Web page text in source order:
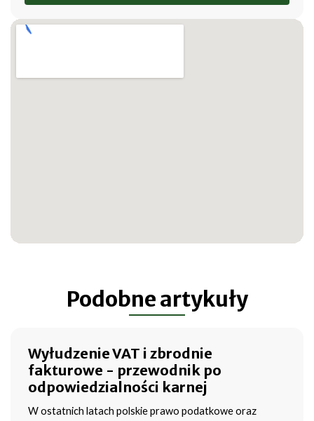
Podobne artykuły
Wyłudzenie VAT i zbrodnie
fakturowe - przewodnik po
odpowiedzialności karnej
W ostatnich latach polskie prawo podatkowe oraz